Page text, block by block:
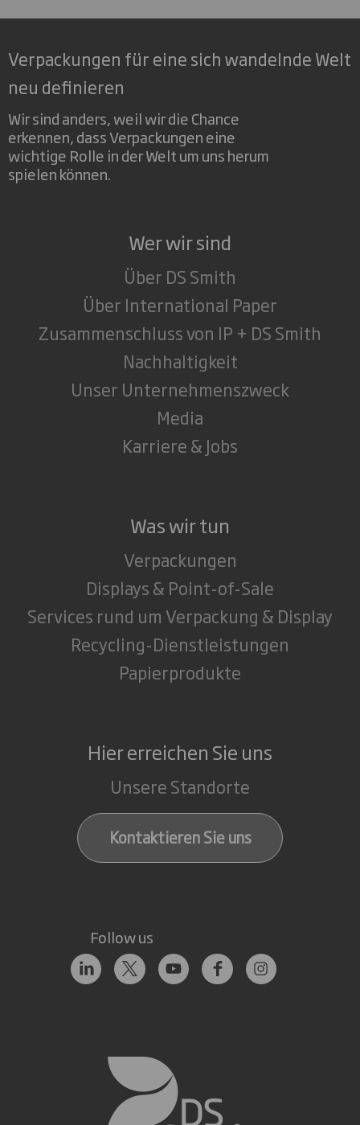
Verpackungen für eine sich wandelnde Welt
neu definieren
Wir sind anders, weil wir die Chance
erkennen, dass Verpackungen eine
wichtige Rolle in der Welt um uns herum
spielen können.
Wer wir sind
Über DS Smith
Über International Paper
Zusammenschluss von IP + DS Smith
Nachhaltigkeit
Unser Unternehmenszweck
Media
Karriere & Jobs
Was wir tun
Verpackungen
Displays & Point-of-Sale
Services rund um Verpackung & Display
Recycling-Dienstleistungen
Papierprodukte
Hier erreichen Sie uns
Unsere Standorte
Kontaktieren Sie uns
Follow us